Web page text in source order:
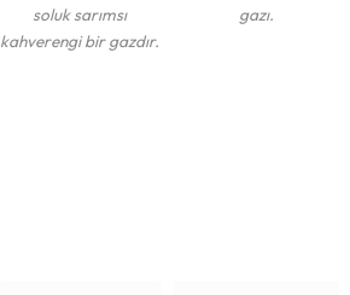
soluk sarımsı
kahverengi bir gazdır.
gazı.